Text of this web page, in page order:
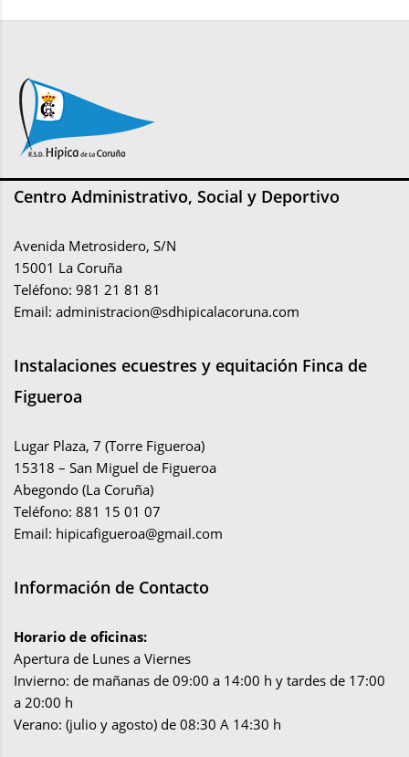
Centro Administrativo, Social y Deportivo
Avenida Metrosidero, S/N
15001 La Coruña
Teléfono: 981 21 81 81
Email: administracion@sdhipicalacoruna.com
Instalaciones ecuestres y equitación Finca de
Figueroa
Lugar Plaza, 7 (Torre Figueroa)
15318 – San Miguel de Figueroa
Abegondo (La Coruña)
Teléfono: 881 15 01 07
Email: hipicafigueroa@gmail.com
Información de Contacto
Horario de oficinas:
Apertura de Lunes a Viernes
Invierno: de mañanas de 09:00 a 14:00 h y tardes de 17:00
a 20:00 h
Verano: (julio y agosto) de 08:30 A 14:30 h